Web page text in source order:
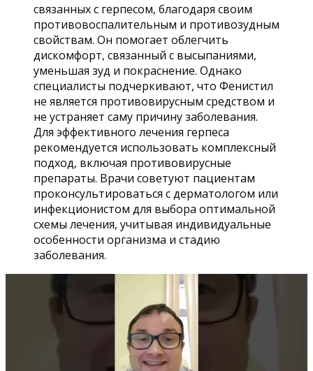
связанных с герпесом, благодаря своим
противовоспалительным и противозудным
свойствам. Он помогает облегчить
дискомфорт, связанный с высыпаниями,
уменьшая зуд и покраснение. Однако
специалисты подчеркивают, что Фенистил
не является противовирусным средством и
не устраняет саму причину заболевания.
Для эффективного лечения герпеса
рекомендуется использовать комплексный
подход, включая противовирусные
препараты. Врачи советуют пациентам
проконсультироваться с дерматологом или
инфекционистом для выбора оптимальной
схемы лечения, учитывая индивидуальные
особенности организма и стадию
заболевания.